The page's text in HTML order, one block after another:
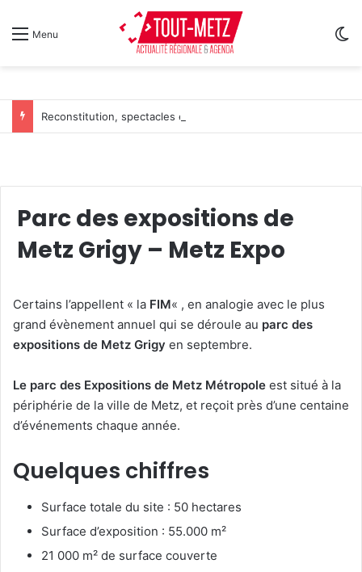
Menu
Parc des expositions de
Metz Grigy – Metz Expo
Certains l’appellent « la FIM« , en analogie avec le plus
grand évènement annuel qui se déroule au parc des
expositions de Metz Grigy en septembre.
Le parc des Expositions de Metz Métropole est situé à la
périphérie de la ville de Metz, et reçoit près d’une centaine
d’événements chaque année.
Quelques chiffres
Surface totale du site : 50 hectares
Surface d’exposition : 55.000 m²
21 000 m² de surface couverte